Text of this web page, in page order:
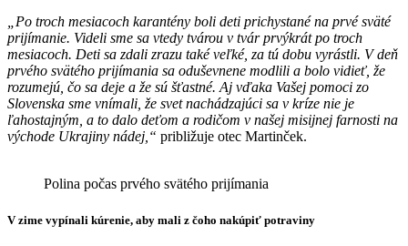
„Po troch mesiacoch karantény boli deti prichystané na prvé sväté
prijímanie. Videli sme sa vtedy tvárou v tvár prvýkrát po troch
mesiacoch. Deti sa zdali zrazu také veľké, za tú dobu vyrástli. V deň
prvého svätého prijímania sa oduševnene modlili a bolo vidieť, že
rozumejú, čo sa deje a že sú šťastné. Aj vďaka Vašej pomoci zo
Slovenska sme vnímali, že svet nachádzajúci sa v kríze nie je
ľahostajným, a to dalo deťom a rodičom v našej misijnej farnosti na
východe Ukrajiny nádej,“ približuje otec Martinček.
Polina počas prvého svätého prijímania
V zime vypínali kúrenie, aby mali z čoho nakúpiť potraviny